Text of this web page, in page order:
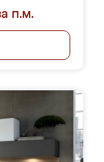
п.м.